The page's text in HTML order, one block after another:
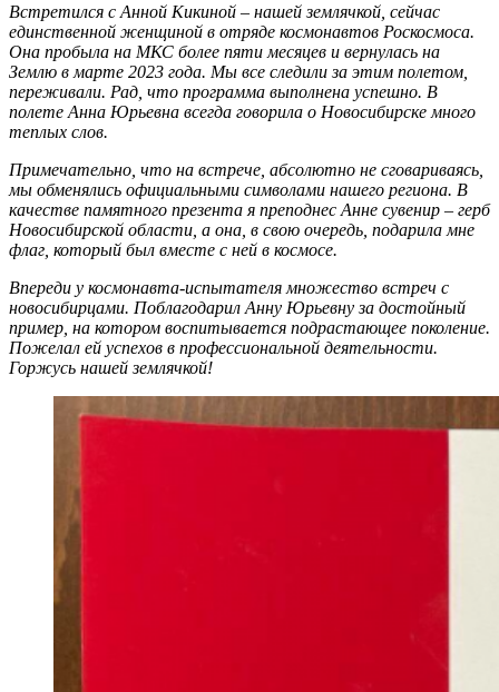
Встретился с Анной Кикиной – нашей землячкой, сейчас
единственной женщиной в отряде космонавтов Роскосмоса.
Она пробыла на МКС более пяти месяцев и вернулась на
Землю в марте 2023 года. Мы все следили за этим полетом,
переживали. Рад, что программа выполнена успешно. В
полете Анна Юрьевна всегда говорила о Новосибирске много
теплых слов.
Примечательно, что на встрече, абсолютно не сговариваясь,
мы обменялись официальными символами нашего региона. В
качестве памятного презента я преподнес Анне сувенир – герб
Новосибирской области, а она, в свою очередь, подарила мне
флаг, который был вместе с ней в космосе.
Впереди у космонавта-испытателя множество встреч с
новосибирцами. Поблагодарил Анну Юрьевну за достойный
пример, на котором воспитывается подрастающее поколение.
Пожелал ей успехов в профессиональной деятельности.
Горжусь нашей землячкой!